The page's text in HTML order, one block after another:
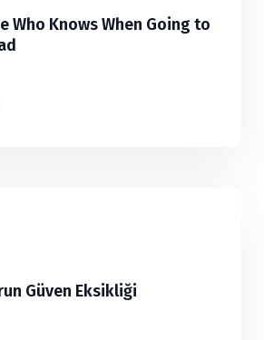
Who Knows When Going to
Güven Eksikliği